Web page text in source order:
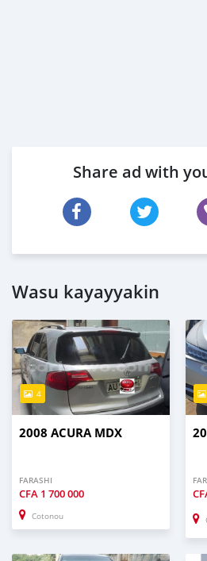
Share ad with
Wasu kayayyakin
4
2008 ACURA MDX
FARASHI
CFA 1 700 000
Cotonou